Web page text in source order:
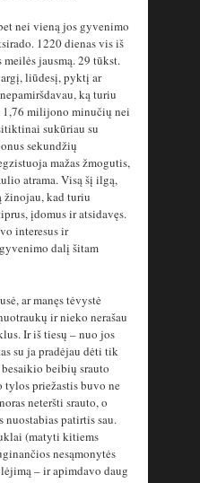
nei vieną jos gyvenimo
1220 dienas vis iš
jausmą. 29 tūkst.
liūdesį, pyktį ar
ką turiu
milijono minučių nei
sukūriau su
sekundžių
mažas žmogutis,
atrama. Visą šį ilgą,
žinojau, kad turiu
įdomus ir atsidavęs.
interesus ir
dalį šitam
ar manęs tėvystė
ir nieko nerašau
Ir iš tiesų – nuo jos
su ja pradėjau dėti tik
beibių srauto
tylos priežastis buvo ne
neteršti srauto, o
patirtis sau.
(matyti kitiems
nesąmonytės
– ir apimdavo daug